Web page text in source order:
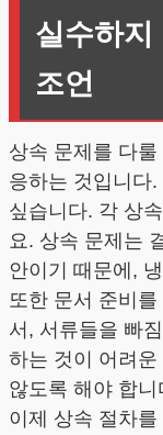
실수하지
조언
상속 문제를 다
응하는 것입니다
싶습니다. 각 상
요. 상속 문제는
안이기 때문에,
또한 문서 준비
서, 서류들을 빠
하는 것이 어려
않도록 해야 합니
이제 상속 절차